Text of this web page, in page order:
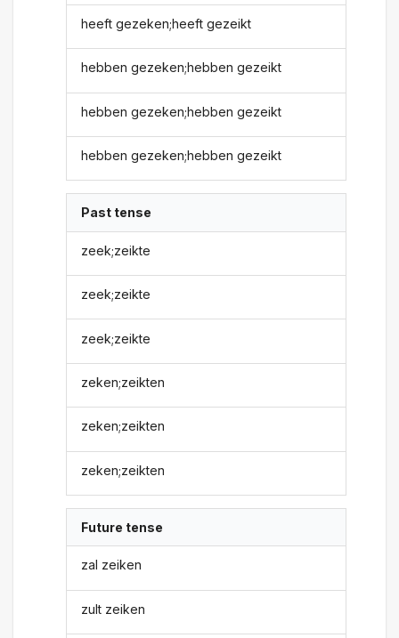
heeft gezeken;heeft gezeikt
hebben gezeken;hebben gezeikt
hebben gezeken;hebben gezeikt
hebben gezeken;hebben gezeikt
Past tense
zeek;zeikte
zeek;zeikte
zeek;zeikte
zeken;zeikten
zeken;zeikten
zeken;zeikten
Future tense
zal zeiken
zult zeiken